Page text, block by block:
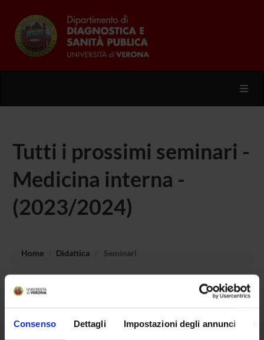
Consenso Dettagli Impostazioni degli annunci
Tutti i prossimi seminari -
Medicina interna -
(2023/2024)
Home Didattica Seminari
Non è stato trovato alcun seminario relativo